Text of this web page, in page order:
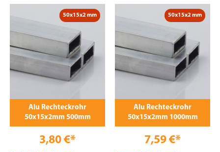
50x15x2 mm
Alu Rechteckrohr
50x15x2mm 500mm
3,80 €*
50x15x2 mm
Alu Rechteckrohr
50x15x2mm 1000mm
7,59 €*